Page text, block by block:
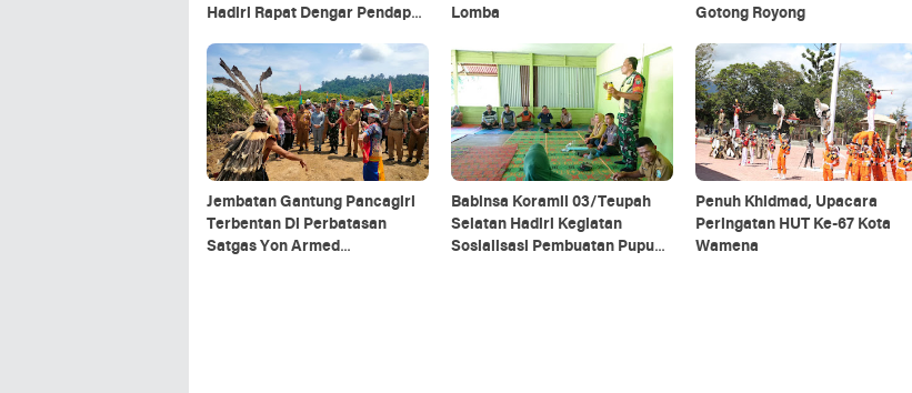
Hadiri Rapat Dengar Pendapat
Kalimantan Utara
Lomba
Gotong Royong
Jembatan Gantung Pancagiri
Terbentan Di Perbatasan
Satgas Yon Armed
Babinsa Koramil 03/Teupah
Selatan Hadiri Kegiatan
Sosialisasi Pembuatan Pupuk
Penuh Khidmad, Upacara
Peringatan HUT Ke-67 Kota
Wamena